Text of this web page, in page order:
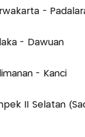
-
- Dawuan
- Kanci
II Selatan